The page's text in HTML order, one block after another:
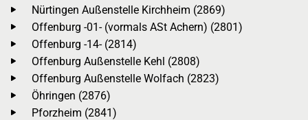
Nürtingen Außenstelle Kirchheim (2869)
Offenburg -01- (vormals ASt Achern) (2801)
Offenburg -14- (2814)
Offenburg Außenstelle Kehl (2808)
Offenburg Außenstelle Wolfach (2823)
Öhringen (2876)
Pforzheim (2841)